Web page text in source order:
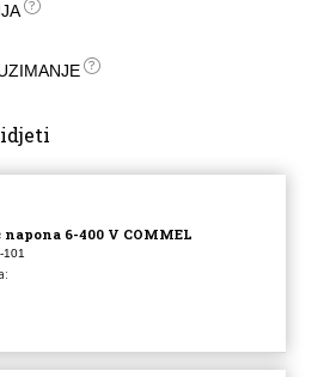
6-400 V COMMEL
101